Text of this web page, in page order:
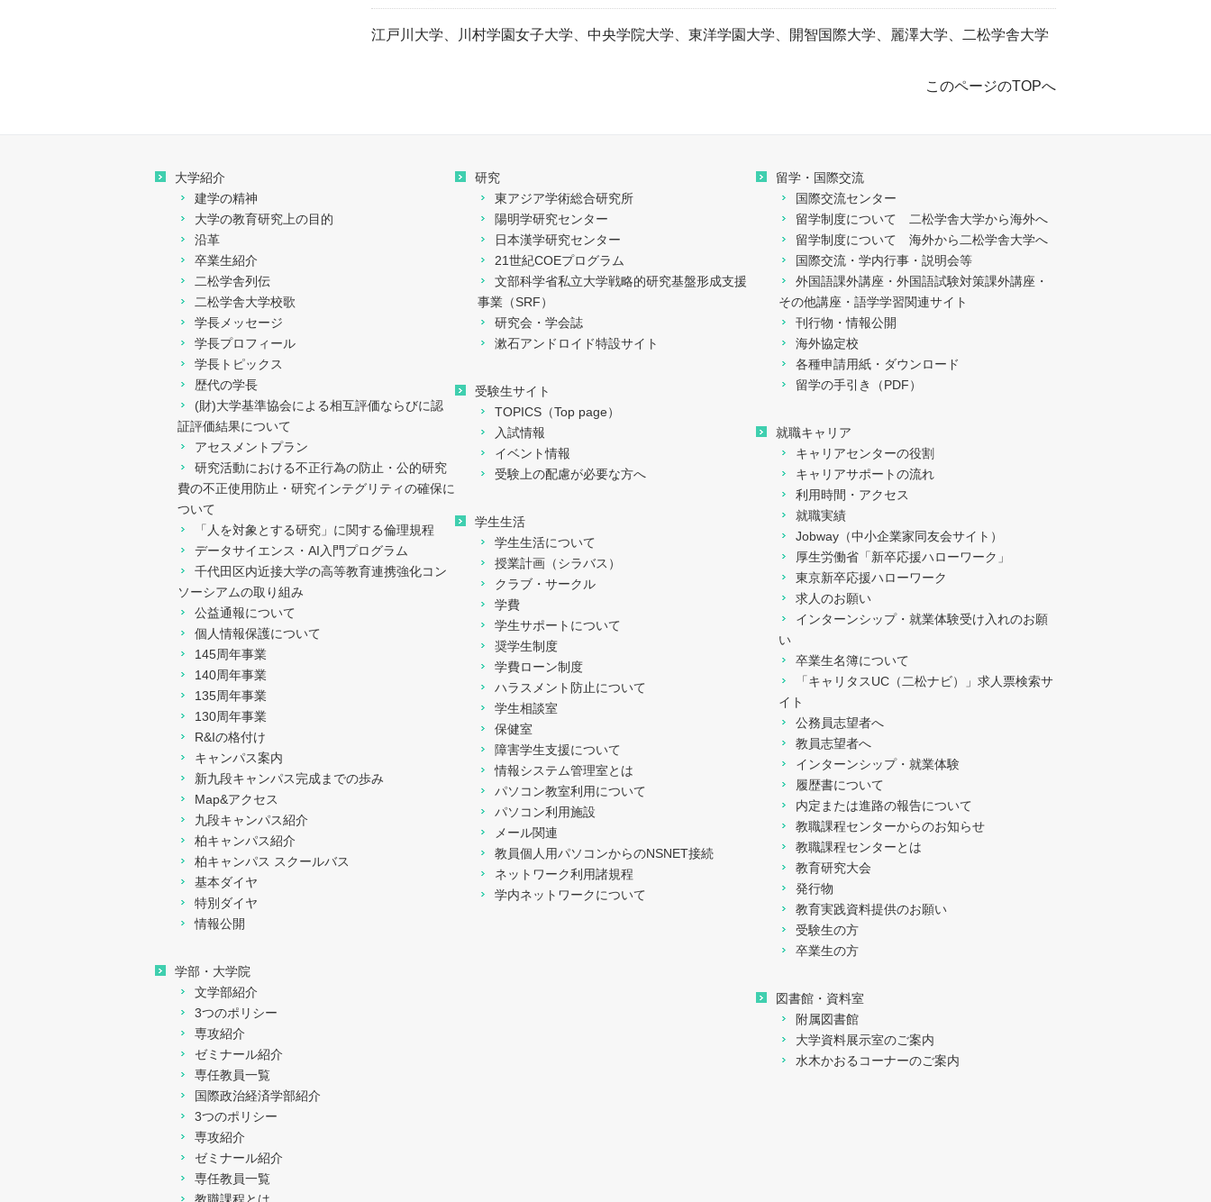
江戸川大学、川村学園女子大学、中央学院大学、東洋学園大学、開智国際大学、麗澤大学、二松学舎大学
145周年事業
140周年事業
135周年事業
130周年事業
R&Iの格付け
修業の成果に係る評価及
当たっての基準
設備その他の学生の教育
研究環境
授業料、入学料その他の
大学が徴収する費用
大学が行う学生の修学、
進路選択及び心身の健康
等に係る支援
教育上の目的に応じ学生
が修得すべき知識及び能
力に関する情報
社会貢献活動
グローバル化への対応
IR（Institutional
Research）・
FD（Faculty
Development）活動
高等教育の修学支援新制
度
新学部等設置関係
Data Book
ガバナンス・コード
その他
このページのTOPへ
大学紹介
建学の精神
大学の教育研究上の目的
沿革
卒業生紹介
二松学舎列伝
二松学舎大学校歌
学長メッセージ
学長プロフィール
学長トピックス
歴代の学長
(財)大学基準協会による相互評価ならびに認
証評価結果について
アセスメントプラン
研究活動における不正行為の防止・公的研究
費の不正使用防止・研究インテグリティの確保に
ついて
「人を対象とする研究」に関する倫理規程
データサイエンス・AI入門プログラム
千代田区内近接大学の高等教育連携強化コン
ソーシアムの取り組み
公益通報について
個人情報保護について
145周年事業
140周年事業
135周年事業
130周年事業
R&Iの格付け
キャンパス案内
新九段キャンパス完成までの歩み
Map&アクセス
九段キャンパス紹介
柏キャンパス紹介
柏キャンパス スクールバス
基本ダイヤ
特別ダイヤ
情報公開
学部・大学院
文学部紹介
3つのポリシー
専攻紹介
ゼミナール紹介
専任教員一覧
国際政治経済学部紹介
3つのポリシー
専攻紹介
ゼミナール紹介
専任教員一覧
研究
東アジア学術総合研究所
陽明学研究センター
日本漢学研究センター
21世紀COEプログラム
文部科学省私立大学戦略的研究基盤形成支援
事業（SRF）
研究会・学会誌
漱石アンドロイド特設サイト
受験生サイト
TOPICS（Top page）
入試情報
イベント情報
受験上の配慮が必要な方へ
学生生活
学生生活について
授業計画（シラバス）
クラブ・サークル
学費
学生サポートについて
奨学生制度
学費ローン制度
ハラスメント防止について
学生相談室
保健室
障害学生支援について
情報システム管理室とは
パソコン教室利用について
パソコン利用施設
メール関連
教員個人用パソコンからのNSNET接続
ネットワーク利用諸規程
学内ネットワークについて
留学・国際交流
国際交流センター
留学制度について 二松学舎大学から海外へ
留学制度について 海外から二松学舎大学へ
国際交流・学内行事・説明会等
外国語課外講座・外国語試験対策課外講座・
その他講座・語学学習関連サイト
刊行物・情報公開
海外協定校
各種申請用紙・ダウンロード
留学の手引き（PDF）
就職キャリア
キャリアセンターの役割
キャリアサポートの流れ
利用時間・アクセス
就職実績
Jobway（中小企業家同友会サイト）
厚生労働省「新卒応援ハローワーク」
東京新卒応援ハローワーク
求人のお願い
インターンシップ・就業体験受け入れのお願
い
卒業生名簿について
「キャリタスUC（二松ナビ）」求人票検索サ
イト
公務員志望者へ
教員志望者へ
インターンシップ・就業体験
履歴書について
内定または進路の報告について
教職課程センターからのお知らせ
教職課程センターとは
教育研究大会
発行物
教育実践資料提供のお願い
受験生の方
卒業生の方
図書館・資料室
附属図書館
大学資料展示室のご案内
水木かおるコーナーのご案内